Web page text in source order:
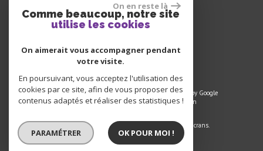
On en reste là
Comme beaucoup, notre site
utilise les cookies
On aimerait vous accompagner pendant
votre visite.
En poursuivant, vous acceptez l'utilisation des
cookies par ce site, afin de vous proposer des
contenus adaptés et réaliser des statistiques !
PARAMÉTRER OK POUR MOI !
Espace propriétaire
© 2025 | Tous droits réservés | Traduction powered by Google
Plan du site-Mentions légales-Liens-Admin
un seul site adaptable à tous les types d'écrans.